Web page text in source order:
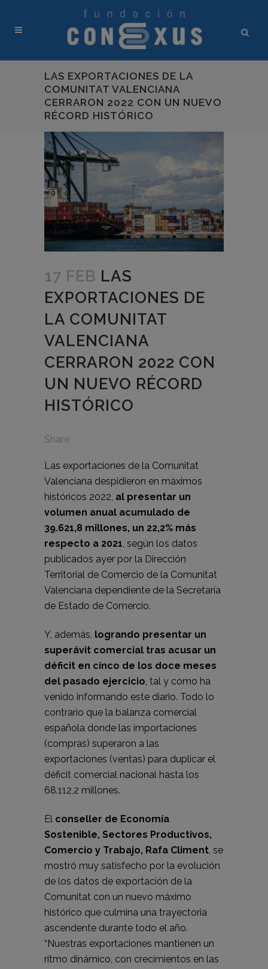
LAS EXPORTACIONES DE LA
COMUNITAT VALENCIANA
CERRARON 2022 CON UN NUEVO
RÉCORD HISTÓRICO
17 FEB LAS
EXPORTACIONES DE
LA COMUNITAT
VALENCIANA
CERRARON 2022 CON
UN NUEVO RÉCORD
HISTÓRICO
Share
Las exportaciones de la Comunitat
Valenciana despidieron en máximos
históricos 2022, al presentar un
volumen anual acumulado de
39.621,8 millones, un 22,2% más
respecto a 2021, según los datos
publicados ayer por la Dirección
Territorial de Comercio de la Comunitat
Valenciana dependiente de la Secretaría
de Estado de Comercio.
Y, además, logrando presentar un
superávit comercial tras acusar un
déficit en cinco de los doce meses
del pasado ejercicio, tal y como ha
venido informando este diario. Todo lo
contrario que la balanza comercial
española donde las importaciones
(compras) superaron a las
exportaciones (ventas) para duplicar el
déficit comercial nacional hasta los
68.112,2 millones.
El conseller de Economía
Sostenible, Sectores Productivos,
Comercio y Trabajo, Rafa Climent, se
mostró muy satisfecho por la evolución
de los datos de exportación de la
Comunitat con un nuevo máximo
histórico que culmina una trayectoria
ascendente durante todo el año.
“Nuestras exportaciones mantienen un
ritmo dinámico, con crecimientos en las